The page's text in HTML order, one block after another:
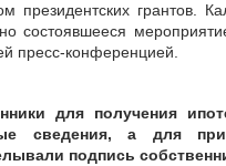
президентских грантов.
состоявшееся
пресс-конференцией.
для получения
сведения, а для
подпись